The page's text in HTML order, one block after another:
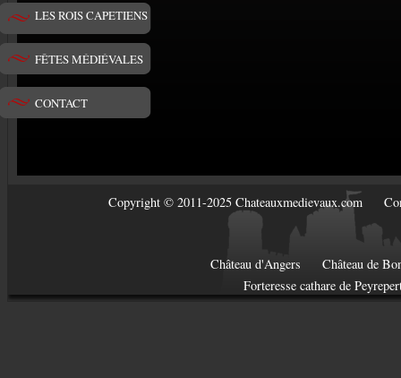
LES ROIS CAPETIENS
FÊTES MÉDIÉVALES
CONTACT
Copyright © 2011-2025 Chateauxmedievaux.com
Château d'Angers
Château de
Forteresse cathare de